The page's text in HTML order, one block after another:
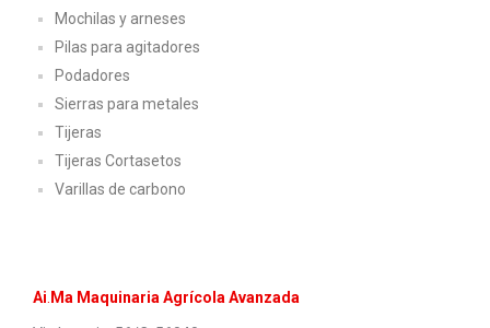
Mochilas y arneses
Pilas para agitadores
Podadores
Sierras para metales
Tijeras
Tijeras Cortasetos
Varillas de carbono
Ai Ma Maquinaria Agrícola Avanzada